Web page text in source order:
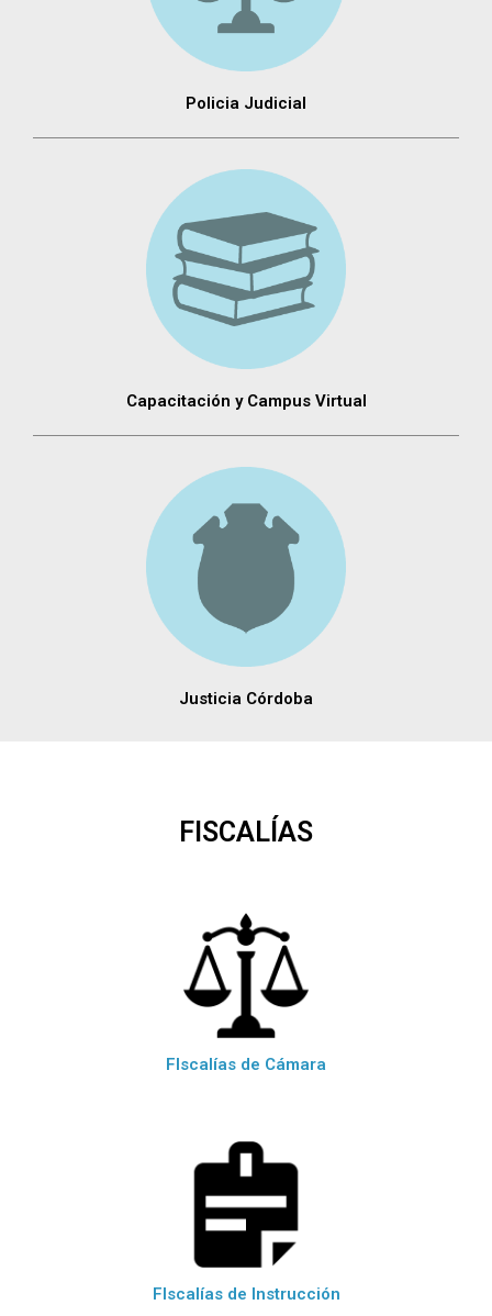
Policia Judicial
Capacitación y Campus Virtual
Justicia Córdoba
FISCALÍAS
FIscalías de Cámara
FIscalías de Instrucción